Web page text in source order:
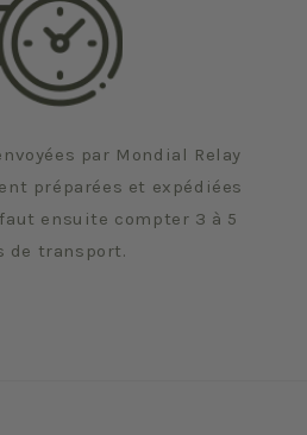
par Mondial Relay
préparées et expédiées
ensuite compter 3 à 5
de transport.